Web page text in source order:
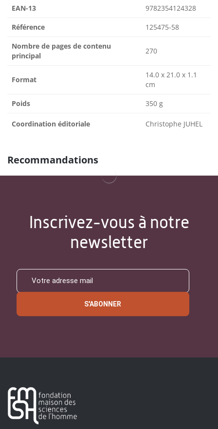
EAN-13 9782354124328
Référence 125475-58
Nombre de pages de contenu
principal
270
Format
14.0 x 21.0 x 1.1
cm
Poids 350 g
Coordination éditoriale Christophe JUHEL
Recommandations
Inscrivez-vous à notre
newsletter
S'ABONNER